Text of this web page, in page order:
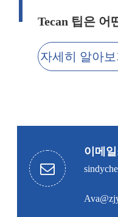
Tecan 팁은 어
자세히 알아보
이메